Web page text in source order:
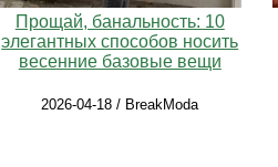
Прощай, банальность: 10
элегантных способов носить
весенние базовые вещи
2026-04-18 / BreakModa